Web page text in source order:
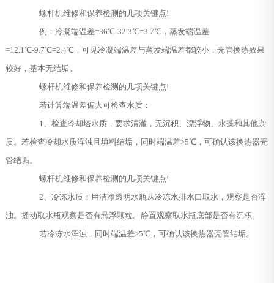
螺杆机维修和保养检测的几项关键点!
例：冷凝端温差=36℃-32.3℃=3.7℃，蒸发端温差
=12.1℃-9.7℃=2.4℃，可见冷凝端温差与蒸发端温差都较小，壳管换热效果
较好，基本无结垢。
螺杆机维修和保养检测的几项关键点!
若计算端温差偏大可检查水质：
1、检查冷却塔水质，要求清澈，无沉积、漂浮物、水藻和其他杂
质。若检查冷却水质浑浊且填料结垢，同时端温差>5℃，可确认该换热器壳
管结垢。
螺杆机维修和保养检测的几项关键点!
2、冷冻水质：用洁净透明水瓶从冷冻水排水口取水，观察是否浑
浊。摇动取水瓶观察是否有悬浮颗粒。静置观察取水瓶底部是否有沉积。
若冷冻水浑浊，同时端温差>5℃，可确认该换热器壳管结垢。